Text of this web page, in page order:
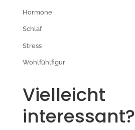
Hormone
Schlaf
Stress
Wohlfühlfigur
Vielleicht
interessant?